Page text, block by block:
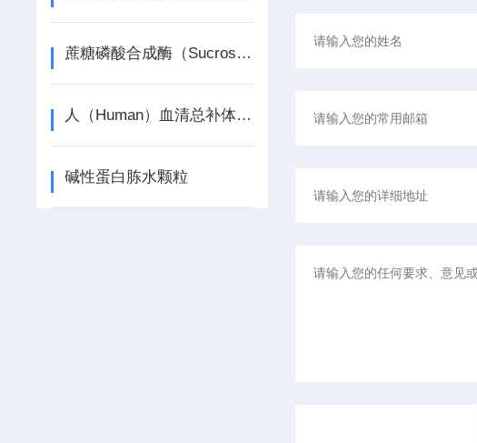
蔗糖磷酸合成酶（Sucrose phosphate synthase，SPS）试剂盒说明书
人（Human）血清总补体（CH50） ELISA检测试剂盒说明书
碱性蛋白胨水颗粒